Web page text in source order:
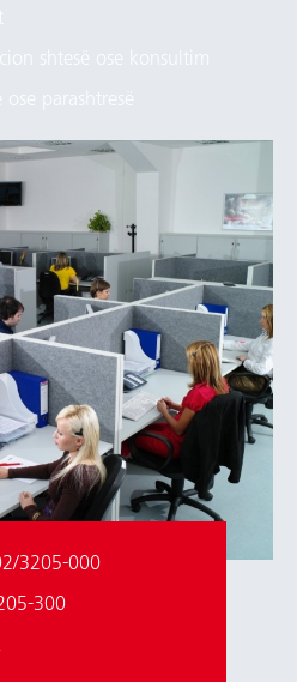
shtesë ose konsultim
parashtresë
3205-000
300